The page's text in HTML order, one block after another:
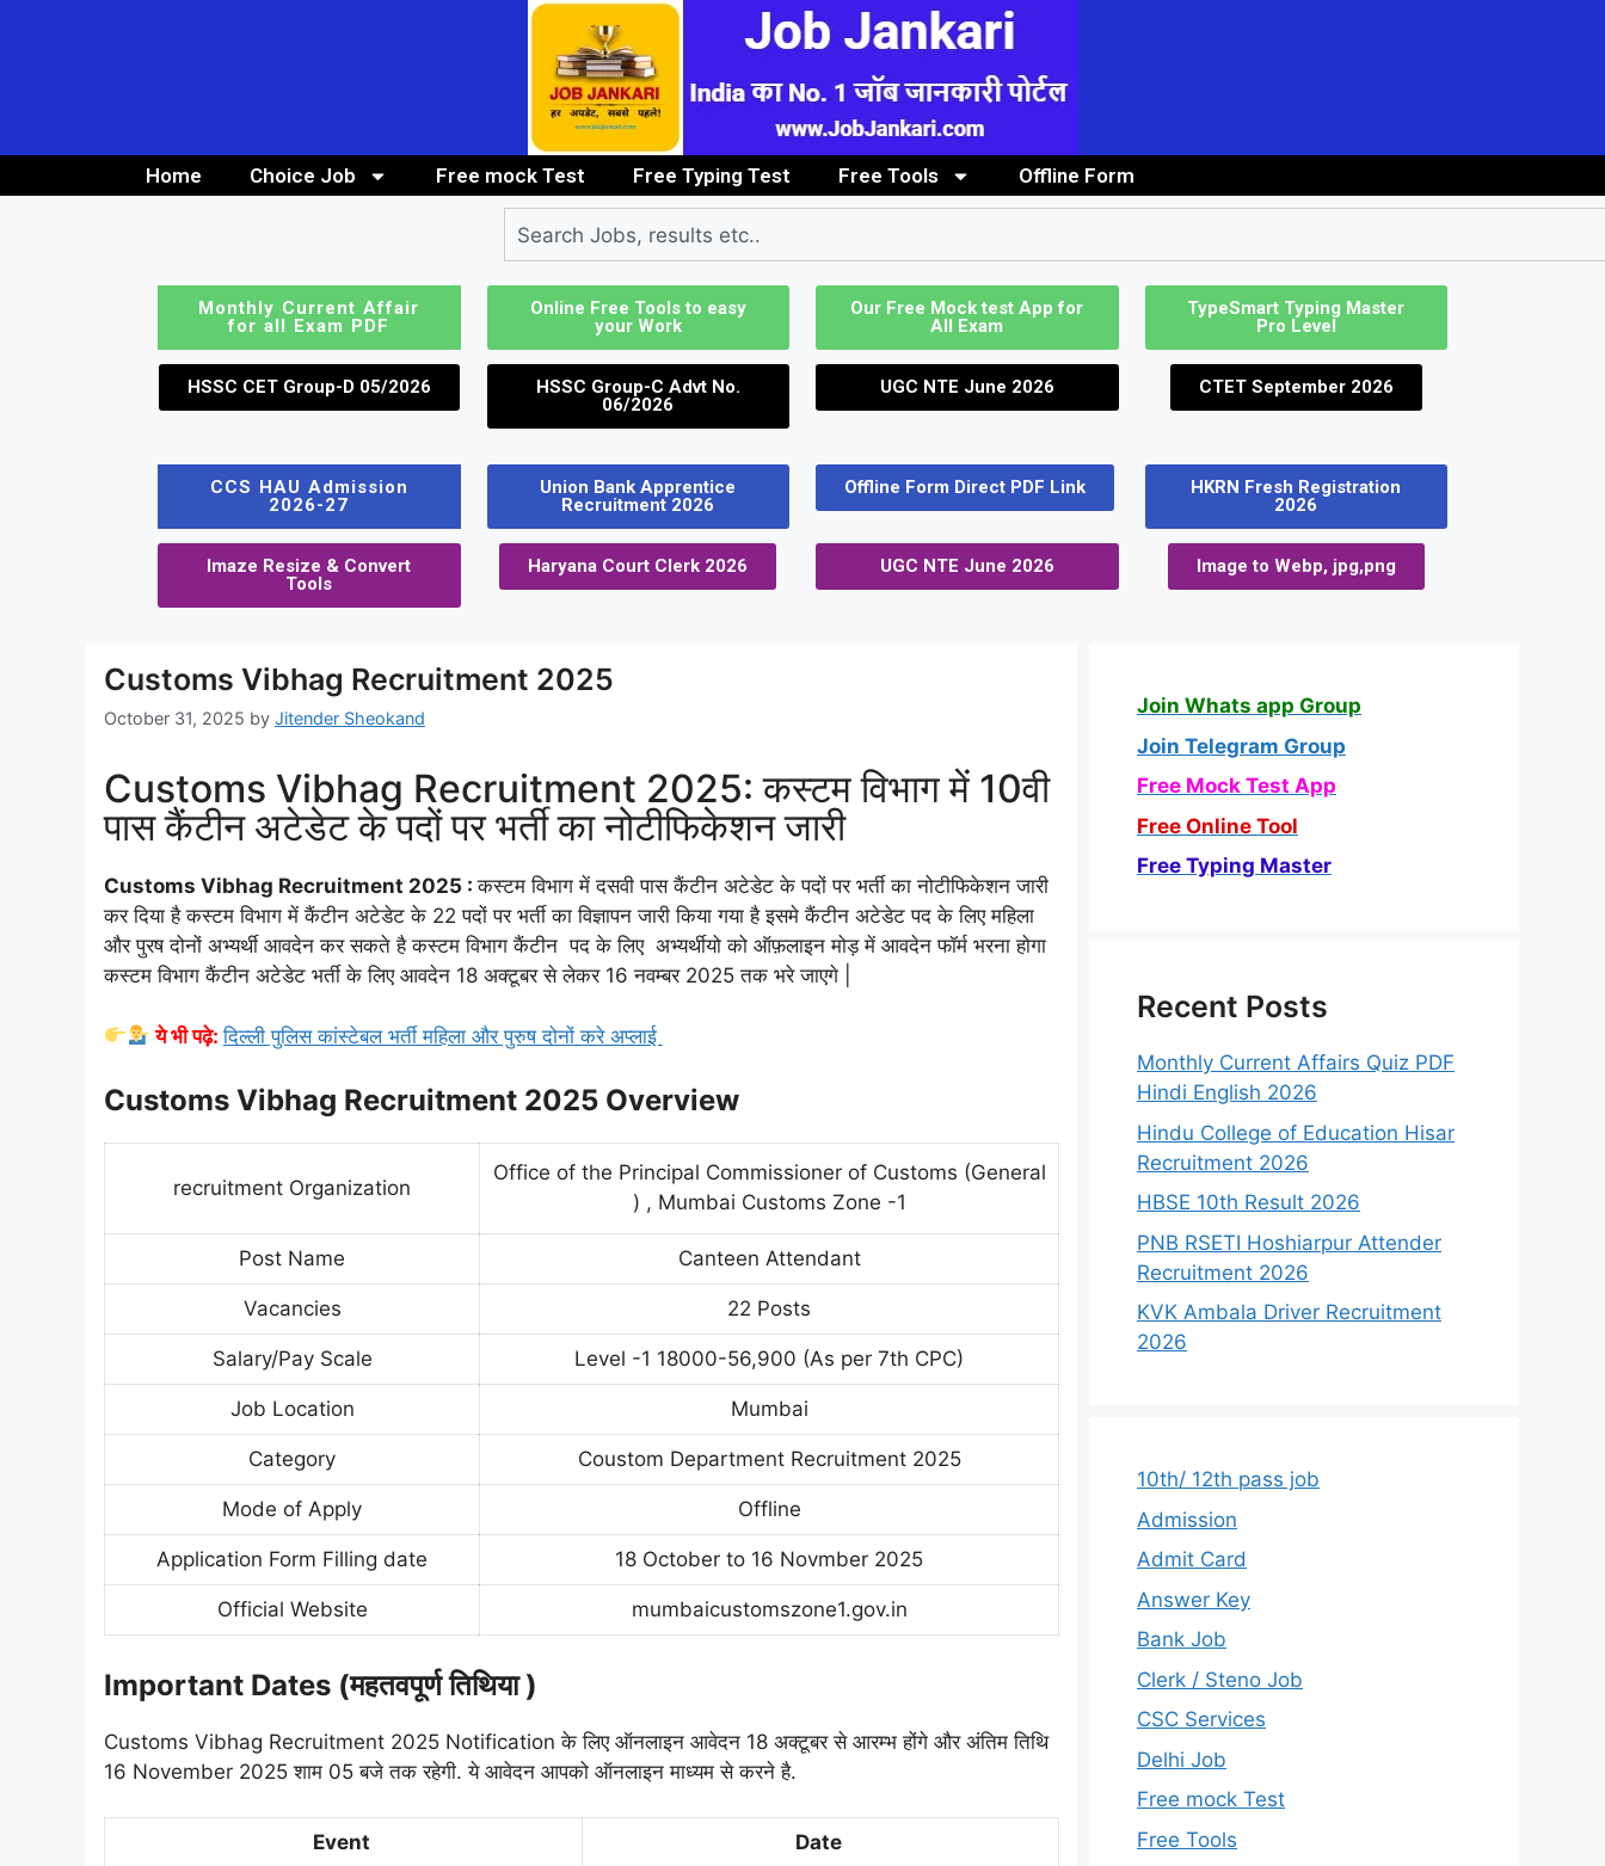
Home Choice Job
Clerk / Steno Job
Free mock Test Free Typing Test Free Tools Offline Form
Monthly Current Affair
for all Exam PDF
Online Free Tools to easy
your Work
Our Free Mock test App for
All Exam
TypeSmart Typing Master
Pro Level
HSSC CET Group-D 05/2026
HSSC Group-C Advt No.
06/2026
UGC NTE June 2026 CTET September 2026
CCS HAU Admission
2026-27
Union Bank Apprentice
Recruitment 2026
Offline Form Direct PDF Link
HKRN Fresh Registration
2026
Imaze Resize & Convert
Tools
Haryana Court Clerk 2026 UGC NTE June 2026 Image to Webp, jpg,png
Customs Vibhag Recruitment 2025
October 31, 2025 by Jitender Sheokand
Customs Vibhag Recruitment 2025: कस्टम विभाग में 10वी
पास कैंटीन अटेडेट के पदों पर भर्ती का नोटीफिकेशन जारी
Customs Vibhag Recruitment 2025 :कस्टम विभाग में दसवी पास कैंटीन अटेडेट के पदों पर भर्ती का नोटीफिकेशन जारी
कर दिया है कस्टम विभाग में कैंटीन अटेडेट के 22 पदों पर भर्ती का विज्ञापन जारी किया गया है इसमे कैंटीन अटेडेट पद के लिए महिला
और पुरष दोनों अभ्यर्थी आवदेन कर सकते है कस्टम विभाग कैंटीन पद के लिए अभ्यर्थीयो को ऑफ़लाइन मोड़ में आवदेन फॉर्म भरना होगा
कस्टम विभाग कैंटीन अटेडेट भर्ती के लिए आवदेन 18 अक्टूबर से लेकर 16 नवम्बर 2025 तक भरे जाएगे |
ये भी पढ़े: दिल्ली पुलिस कांस्टेबल भर्ती महिला और पुरुष दोनों करे अप्लाई
Customs Vibhag Recruitment 2025 Overview
recruitment Organization
Office of the Principal Commissioner of Customs (General
) , Mumbai Customs Zone -1
Post Name Canteen Attendant
Vacancies 22 Posts
Salary/Pay Scale Level -1 18000-56,900 (As per 7th CPC)
Job Location Mumbai
Category Coustom Department Recruitment 2025
Mode of Apply Offline
Application Form Filling date 18 October to 16 Novmber 2025
Official Website mumbaicustomszone1.gov.in
Important Dates (महतवपूर्ण तिथिया )
Customs Vibhag Recruitment 2025 Notification के लिए ऑनलाइन आवेदन 18 अक्टूबर से आरम्भ होंगे और अंतिम तिथि
16 November 2025 शाम 05 बजे तक रहेगी. ये आवेदन आपको ऑनलाइन माध्यम से करने है.
Event Date
Join Whats app Group
Join Telegram Group
Free Mock Test App
Free Online Tool
Free Typing Master
Recent Posts
Monthly Current Affairs Quiz PDF
Hindi English 2026
Hindu College of Education Hisar
Recruitment 2026
HBSE 10th Result 2026
PNB RSETI Hoshiarpur Attender
Recruitment 2026
KVK Ambala Driver Recruitment
2026
10th/ 12th pass job
Admission
Admit Card
Answer Key
Bank Job
Clerk / Steno Job
CSC Services
Delhi Job
Free mock Test
Free Tools